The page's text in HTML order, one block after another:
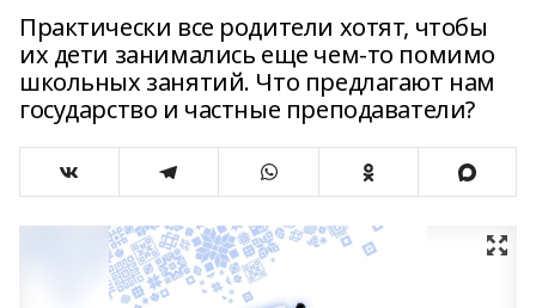
Практически все родители хотят, чтобы
их дети занимались еще чем-то помимо
школьных занятий. Что предлагают нам
государство и частные преподаватели?